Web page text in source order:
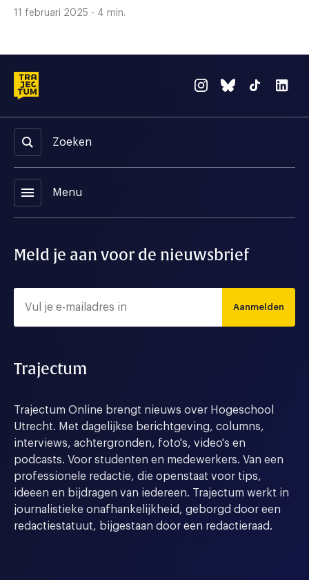
11 februari 2025 - 4 min.
Zoeken
menu Menu
Meld je aan voor de nieuwsbrief
Aanmelden
Trajectum
Trajectum Online brengt nieuws over Hogeschool
Utrecht. Met dagelijkse berichtgeving, columns,
interviews, achtergronden, foto's, video's en
podcasts. Voor studenten en medewerkers. Van een
professionele redactie, die openstaat voor tips,
ideeen en bijdragen van iedereen. Trajectum werkt in
journalistieke onafhankelijkheid, geborgd door een
redactiestatuut, bijgestaan door een redactieraad.